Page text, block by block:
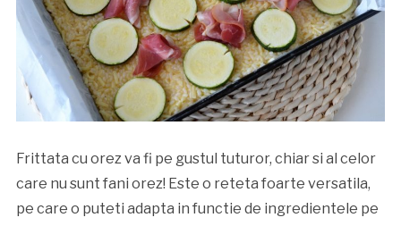
Frittata cu orez va fi pe gustul tuturor, chiar si al celor
care nu sunt fani orez! Este o reteta foarte versatila,
pe care o puteti adapta in functie de ingredientele pe